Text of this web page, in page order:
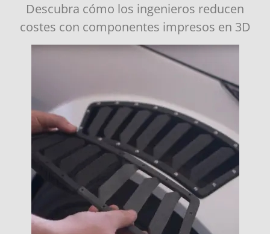
Descubra cómo los ingenieros reducen
costes con componentes impresos en 3D